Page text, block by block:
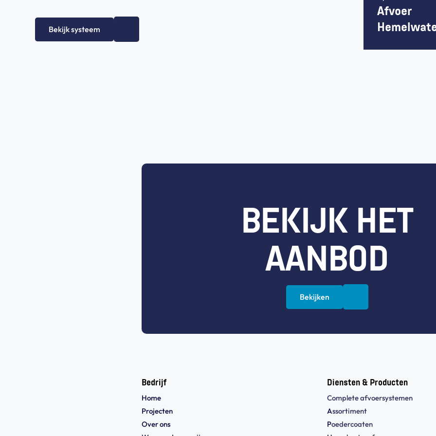
Bekijk systeem
Afvoer
BEKIJK HET
AANBOD
Bekijken
Bedrijf
Home
Projecten
Over ons
Diensten & Producten
Complete afvoersystemen
Assortiment
Poedercoaten